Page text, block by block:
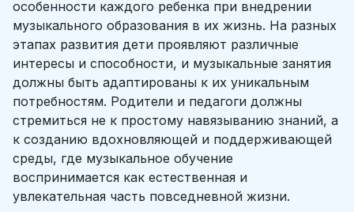
особенности каждого ребенка при внедрении
музыкального образования в их жизнь. На разных
этапах развития дети проявляют различные
интересы и способности, и музыкальные занятия
должны быть адаптированы к их уникальным
потребностям. Родители и педагоги должны
стремиться не к простому навязыванию знаний, а
к созданию вдохновляющей и поддерживающей
среды, где музыкальное обучение
воспринимается как естественная и
увлекательная часть повседневной жизни.